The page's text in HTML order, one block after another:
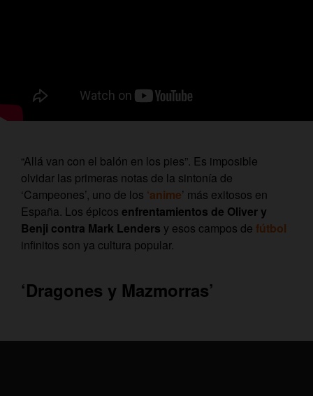
“Allá van con el balón en los pies”. Es imposible
olvidar las primeras notas de la sintonía de
‘Campeones’, uno de los ‘anime’ más exitosos en
España. Los épicos enfrentamientos de Oliver y
Benji contra Mark Lenders y esos campos de fútbol
infinitos son ya cultura popular.
‘Dragones y Mazmorras’